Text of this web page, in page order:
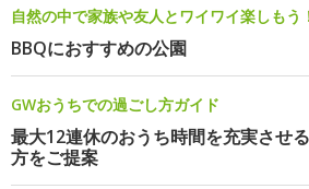
自然の中で家族や友人とワイワイ楽しもう
BBQにおすすめの公園
GWおうちでの過ごし方ガイド
最大12連休のおうち時間を充実させ
方をご提案